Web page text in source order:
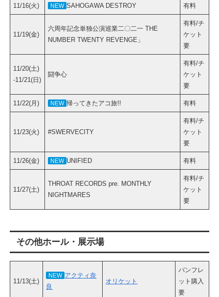
11/16(火) NEW SAHOGAWA DESTROY 有料
11/19(金)
六周年記念単独公演巡業二〇二一 THE
NUMBER TWENTY REVENGE」
有料/チ
ケット
要
11/20(土)
-11/21(日)
闘争心
有料/チ
ケット
要
11/22(月) NEW 帰ってきたアコ旅!! 有料
11/23(火) #SWERVECITY
有料/チ
ケット
要
11/26(金) NEW UNIFIED 有料
11/27(土)
THROAT RECORDS pre. MONTHLY
NIGHTMARES
有料/チ
ケット
要
その他ホール・展示場
11/13(土)
NEW アクティ奈
良
オリケット
パンフレ
ット購入
要